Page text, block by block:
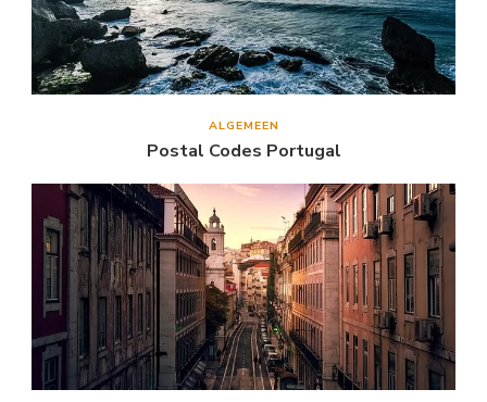
ALGEMEEN
Postal Codes Portugal